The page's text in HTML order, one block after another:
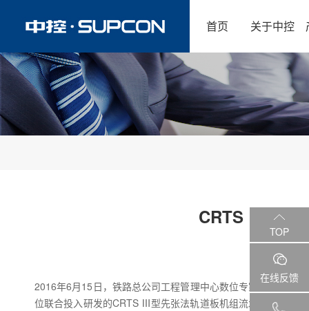
首页 关于中控
CRTS Ⅲ型先
2016年6月15日，铁路总公司工程管理中心数位专家前往中铁
位联合投入研发的CRTS Ⅲ型先张法轨道板机组流水线试验项
TOP
在线反馈